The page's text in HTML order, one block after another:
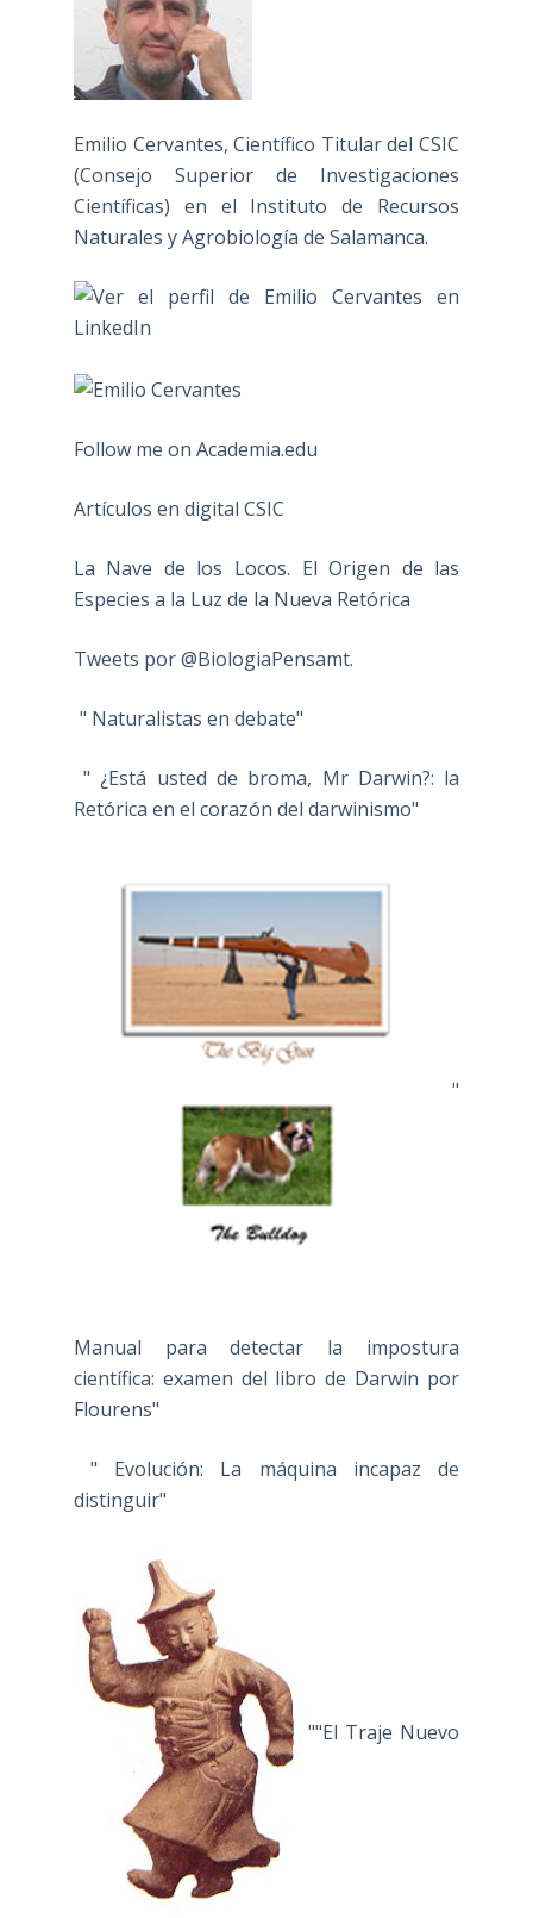
Emilio Cervantes, Científico Titular del CSIC
(Consejo Superior de Investigaciones
Científicas) en el Instituto de Recursos
Naturales y Agrobiología de Salamanca.
Follow me on Academia.edu
Artículos en digital CSIC
La Nave de los Locos. El Origen de las
Especies a la Luz de la Nueva Retórica
Tweets por @BiologiaPensamt.
" Naturalistas en debate"
" ¿Está usted de broma, Mr Darwin?: la
Retórica en el corazón del darwinismo"
"
Manual para detectar la impostura
científica: examen del libro de Darwin por
Flourens"
" Evolución: La máquina incapaz de
distinguir"
""El Traje Nuevo